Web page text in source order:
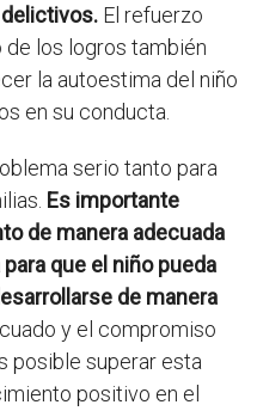
El refuerzo
los logros también
la autoestima del niño
en su conducta.
serio tanto para
Es importante
de manera adecuada
que el niño pueda
de manera
y el compromiso
posible superar esta
positivo en el